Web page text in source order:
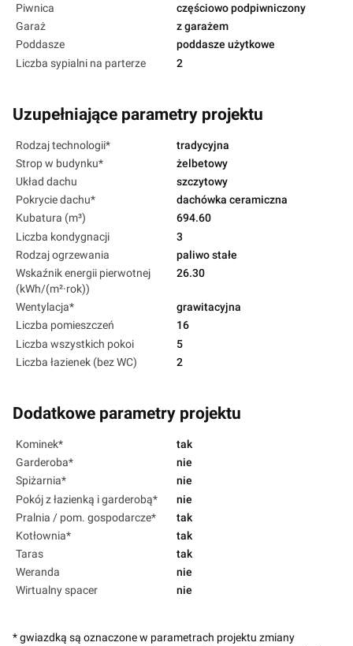
Piwnica
częściowo podpiwniczony
Garaż
z garażem
Poddasze
poddasze użytkowe
Liczba sypialni na parterze
2
Uzupełniające parametry projektu
Rodzaj technologii*
tradycyjna
Strop w budynku*
żelbetowy
Układ dachu
szczytowy
Pokrycie dachu*
dachówka ceramiczna
Kubatura (m³)
694.60
Liczba kondygnacji
3
Rodzaj ogrzewania
paliwo stałe
Wskaźnik energii pierwotnej
(kWh/(m²·rok))
26.30
Wentylacja*
grawitacyjna
Liczba pomieszczeń
16
Liczba wszystkich pokoi
5
Liczba łazienek (bez WC)
2
Dodatkowe parametry projektu
Kominek*
tak
Garderoba*
nie
Spiżarnia*
nie
Pokój z łazienką i garderobą*
nie
Pralnia / pom. gospodarcze*
tak
Kotłownia*
tak
Taras
tak
Weranda
nie
Wirtualny spacer
nie
* gwiazdką są oznaczone w parametrach projektu zmiany